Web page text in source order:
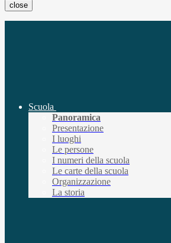
close
Scuola
Panoramica
Presentazione
I luoghi
Le persone
I numeri della scuola
Le carte della scuola
Organizzazione
La storia